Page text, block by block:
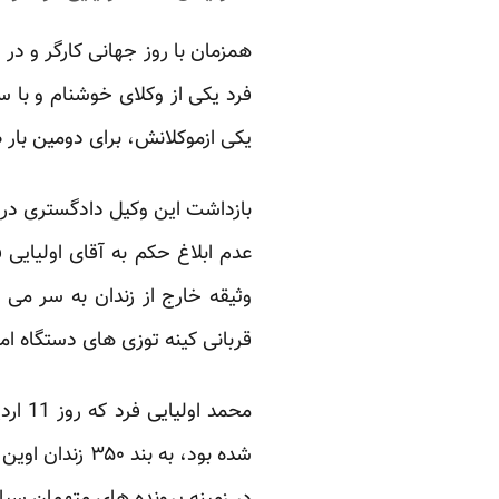
همزمان با روز جهانی کارگر و
فرد یکی از وکلای خوشنام و با
یکی ازموکلانش، برای دومین
بازداشت این وکیل دادگستری
عدم ابلاغ حکم به آقای
وثیقه خارج از زندان به سر
قربانی کینه توزی های
شده بود،